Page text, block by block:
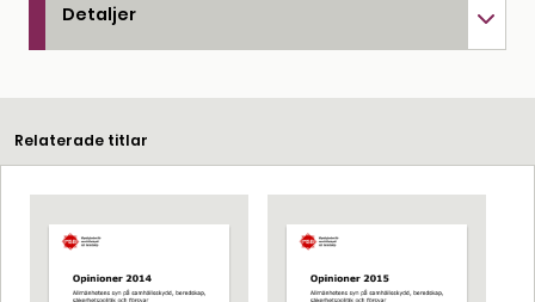
Detaljer
Relaterade titlar